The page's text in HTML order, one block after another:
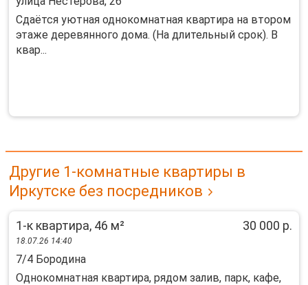
Сдаётся уютная однокомнатная квартира на втором
этаже деревянного дома. (На длительный срок). В
квар...
Другие 1-комнатные квартиры в
Иркутске без посредников
1-к квартира, 46 м² 30 000 р.
18.07.26 14:40
7/4 Бородина
Однокомнатная квартира, рядом залив, парк, кафе,